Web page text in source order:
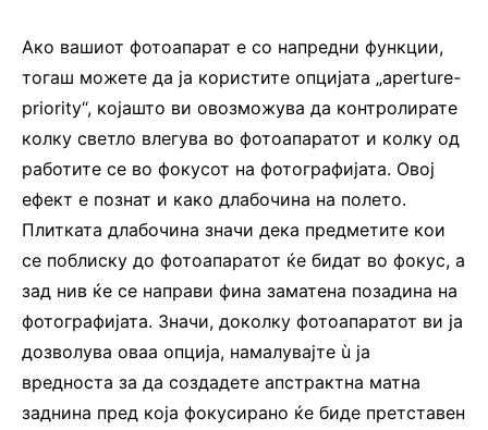
Ако вашиот фотоапарат е со напредни функции,
тогаш можете да ја користите опцијата „aperture-
priority“, којашто ви овозможува да контролирате
колку светло влегува во фотоапаратот и колку од
работите се во фокусот на фотографијата. Овој
ефект е познат и како длабочина на полето.
Плитката длабочина значи дека предметите кои
се поблиску до фотоапаратот ќе бидат во фокус, а
зад нив ќе се направи фина заматена позадина на
фотографијата. Значи, доколку фотоапаратот ви ја
дозволува оваа опција, намалувајте ù ја
вредноста за да создадете апстрактна матна
заднина пред која фокусирано ќе биде претставен